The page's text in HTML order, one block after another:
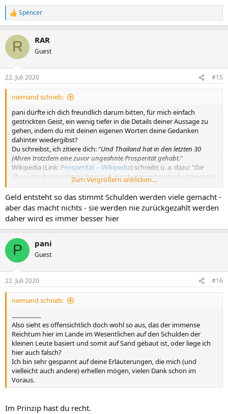
R
e
k
i
e
n
Spencer
R RAR
Guest
22. Juli 2020 #15
niemand schrieb:
pani dürfte ich dich freundlich darum bitten, für mich einfach
gestrickten Geist, ein wenig tiefer in die Details deiner Aussage zu
gehen, indem du mit deinen eigenen Worten deine Gedanken
dahinter wiedergibst?
Du schreibst, ich zitiere dich: "Und Thailand hat in den letzten 30
JAhren trotzdem eine zuvor ungeahnte Prosperität gehabt."
Wikipedia (Link: Prosperität – Wikipedia) schreibt u. a. dazu: "Die
Phase der Prosperität zeichnet sich durch eine optimistische Stimmung
bei Unternehmern und Verbrauchern aus. Der daraus resultierende
Anstieg des Konsum- und Produktionsniveaus führt zu wachsendem
Volkseinkommen und wachsendem Wohlstand innerhalb der
Gesellschaft."
Hierbei ist doch vor allem der zweite Teil sehr wichtig, wo es heißt:
"führt zu wachsendem Volkseinkommen und wachsendem
Wohlstand innerhalb der Gesellschaft.
sehr geringem Masse zutreffend ist, denn wenn man sich die
Ungleichheit beim Einkommen und Vermögen anschaut, kommt
einem doch das kalte Grausen, oder liege ich falsch?
Nachzulesen ist das sehr gut in den folgenden Links:
Report: Thailand most unequal country in 2018
Report on inequality puts the onus on politicians
Thailand's wealth inequality is the highest in the world: What will
Grafik:https://i0.wp.com/www.aseantoday.com/wp-
content/uploads/2019/01/worlds-most-unequal-countries-1.jpg?
resize=406,512
Grafik:https://i1.wp.com/www.aseantoday.com/wp-
content/uploads/2019/01/Thailands-evolving-wealth-
distribution.jpg?resize=404,544
Und in den beiden Grafiken wird es obendrein doch wirklich
sichtbar dargestellt, was in Thailand, vor allem seit dem letzten
Wenn wir nun weitere Faktoren mit berücksichtigen, dann stellen
Zum Vergrößern anklicken....
Geld entsteht so das stimmt Schulden werden viele gemacht -
aber das macht nichts - sie werden nie zurückgezahlt werden
daher wird es immer besser hier
P pani
Guest
22. Juli 2020 #16
niemand schrieb:
...................
Also sieht es offensichtlich doch wohl so aus, das der immense
Reichtum hier im Lande im Wesentlichen auf den Schulden der
kleinen Leute basiert und somit auf Sand gebaut ist, oder liege ich
hier auch falsch?
Ich bin sehr gespannt auf deine Erläuterungen, die mich (und
vielleicht auch andere) erhellen mögen, vielen Dank schon im
Voraus.
Im Prinzip hast du recht.